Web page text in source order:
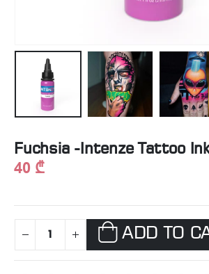
Fuchsia -Intenze Tattoo
40 ₾
ADD TO